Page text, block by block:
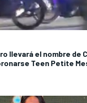
llevará el nombre de
Teen Petite